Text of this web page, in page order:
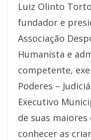
Luiz Olinto
fundador e
Associação
Humanista e
competente,
Poderes –
Executivo
de suas
conhecer as